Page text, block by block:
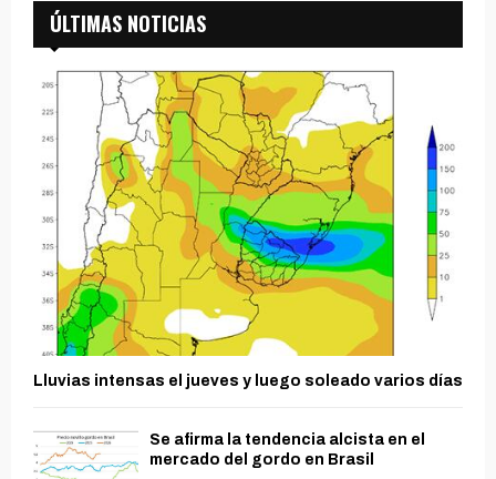
ÚLTIMAS NOTICIAS
Lluvias intensas el jueves y luego soleado varios días
Se afirma la tendencia alcista en el
mercado del gordo en Brasil